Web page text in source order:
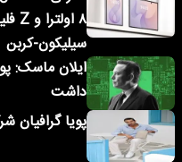
سیلیکون-کربن
داشت
پویا گرافیان